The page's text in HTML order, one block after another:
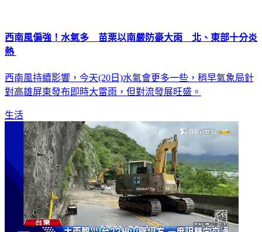
西南風偏強！水氣多 苗栗以南嚴防豪大雨 北、東部十分炎
熱
西南風持續影響，今天(20日)水氣會更多一些，稍早氣象局針
對高雄屏東發布即時大雷雨，但對流發展旺盛。
生活